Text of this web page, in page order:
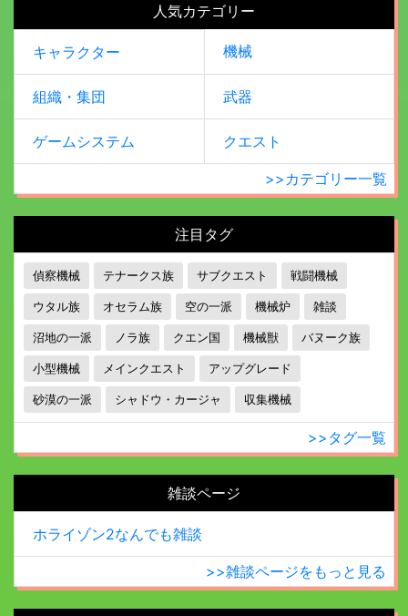
人気カテゴリー
キャラクター 機械
組織・集団 武器
ゲームシステム クエスト
>>カテゴリー一覧
注目タグ
偵察機械 テナークス族 サブクエスト 戦闘機械
ウタル族 オセラム族 空の一派 機械炉 雑談
沼地の一派 ノラ族 クエン国 機械獣 バヌーク族
小型機械 メインクエスト アップグレード
砂漠の一派 シャドウ・カージャ 収集機械
>>タグ一覧
雑談ページ
ホライゾン2なんでも雑談
>>雑談ページをもっと見る